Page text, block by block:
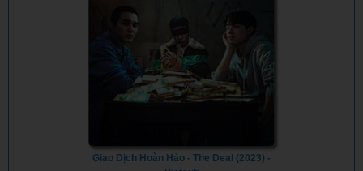
Giao Dịch Hoàn Hảo - The Deal (2023) -